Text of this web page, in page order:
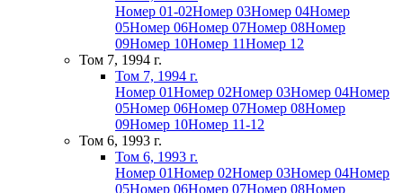
Номер 01-02Номер 03Номер 04Номер
05Номер 06Номер 07Номер 08Номер
09Номер 10Номер 11Номер 12
Том 7, 1994 г.
Том 7, 1994 г.
Номер 01Номер 02Номер 03Номер 04Номер
05Номер 06Номер 07Номер 08Номер
09Номер 10Номер 11-12
Том 6, 1993 г.
Том 6, 1993 г.
Номер 01Номер 02Номер 03Номер 04Номер
05Номер 06Номер 07Номер 08Номер